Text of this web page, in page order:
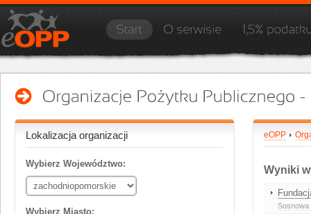
Lokalizacja organizacji
Wybierz Województwo:
Wybierz Miasto:
eOPP
Wyniki
Sosnowa